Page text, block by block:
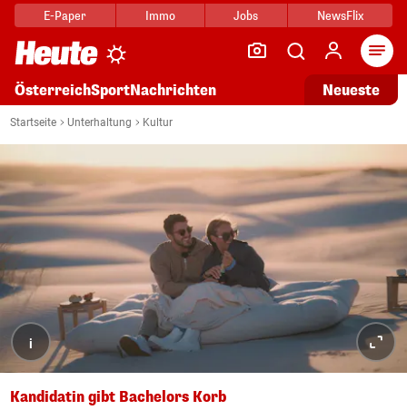
E-Paper Immo Jobs NewsFlix
ÖsterreichSportNachrichten Neueste
Startseite Unterhaltung Kultur
i
Kandidatin gibt Bachelors Korb